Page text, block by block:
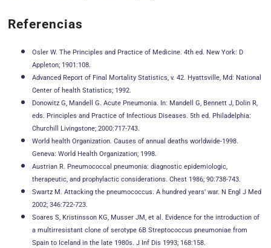
Referencias
Osler W. The Principles and Practice of Medicine. 4th ed. New York: D
Appleton; 1901:108.
Advanced Report of Final Mortality Statistics, v. 42. Hyattsville, Md: National
Center of health Statistics; 1992.
Donowitz G, Mandell G. Acute Pneumonia. In: Mandell G, Bennett J, Dolin R,
eds. Principles and Practice of Infectious Diseases. 5th ed. Philadelphia:
Churchill Livingstone; 2000:717-743.
World health Organization. Causes of annual deaths worldwide-1998.
Geneva: World Health Organization; 1998.
Austrian R. Pneumococcal pneumonia: diagnostic epidemiologic,
therapeutic, and prophylactic considerations. Chest 1986; 90:738-743.
Swartz M. Attacking the pneumococcus. A hundred years’ war. N Engl J Med
2002; 346:722-723.
Soares S, Kristinsson KG, Musser JM, et al. Evidence for the introduction of
a multirresistant clone of serotype 6B Streptococcus pneumoniae from
Spain to Iceland in the late 1980s. J Inf Dis 1993; 168:158.